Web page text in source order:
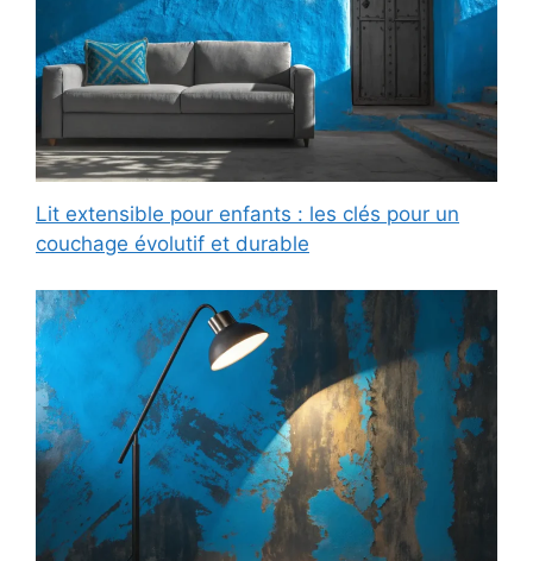
Lit extensible pour enfants : les clés pour un
couchage évolutif et durable